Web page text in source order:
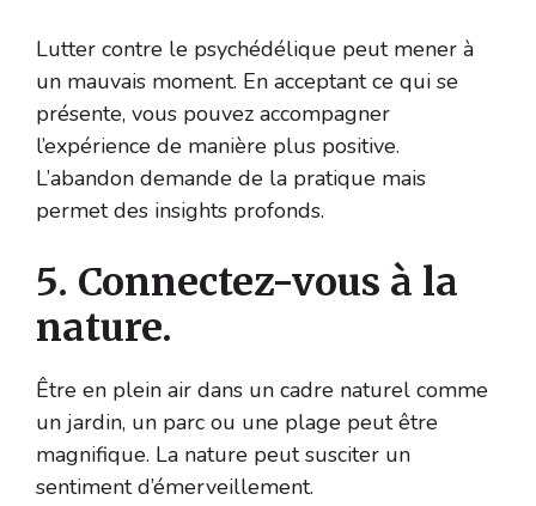
Lutter contre le psychédélique peut mener à
un mauvais moment. En acceptant ce qui se
présente, vous pouvez accompagner
l’expérience de manière plus positive.
L’abandon demande de la pratique mais
permet des insights profonds.
5. Connectez-vous à la
nature.
Être en plein air dans un cadre naturel comme
un jardin, un parc ou une plage peut être
magnifique. La nature peut susciter un
sentiment d’émerveillement.